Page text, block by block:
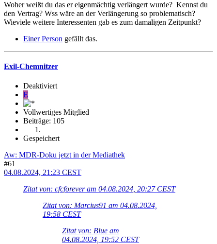
Woher weißt du das er eigenmächtig verlängert wurde? Kennst du
den Vertrag? Wss wäre an der Verlängerung so problematisch?
Wieviele weitere Interessenten gab es zum damaligen Zeitpunkt?
Einer Person gefällt das.
Exil-Chemnitzer
Deaktiviert
E
Vollwertiges Mitglied
Beiträge: 105
Gespeichert
Aw: MDR-Doku jetzt in der Mediathek
#61
04.08.2024, 21:23 CEST
Zitat von: cfcforever am 04.08.2024, 20:27 CEST
Zitat von: Marcius91 am 04.08.2024,
19:58 CEST
Zitat von: Blue am
04.08.2024, 19:52 CEST